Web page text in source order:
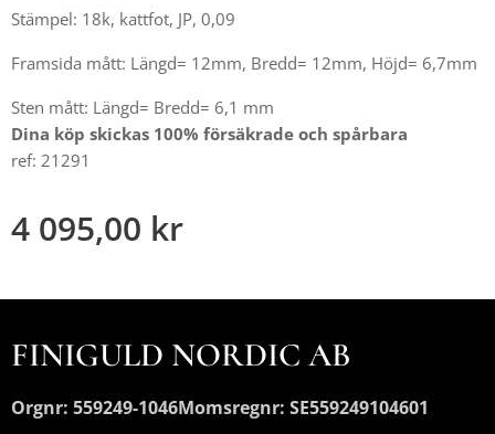
Stämpel: 18k, kattfot, JP, 0,09
Framsida mått: Längd= 12mm, Bredd= 12mm, Höjd= 6,7mm
Sten mått: Längd= Bredd= 6,1 mm
Dina köp skickas 100% försäkrade och spårbara
ref: 21291
4 095,00 kr
FINIGULD NORDIC AB
Orgnr: 559249-1046Momsregnr: SE559249104601